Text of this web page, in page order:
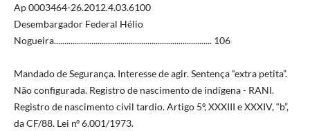
Ap 0003464-26.2012.4.03.6100
Desembargador Federal Hélio
Nogueira............................................................................ 106
Mandado de Segurança. Interesse de agir. Sentença “extra petita”.
Não configurada. Registro de nascimento de indígena - RANI.
Registro de nascimento civil tardio. Artigo 5º, XXXIII e XXXIV, “b”,
da CF/88. Lei nº 6.001/1973.